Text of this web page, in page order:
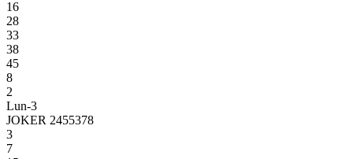
16
28
33
38
45
8
2
Lun-3
JOKER 2455378
3
7